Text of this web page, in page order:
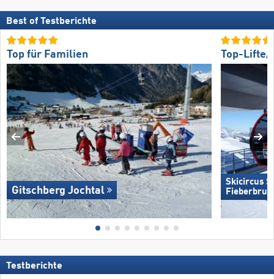
Best of Testberichte
Top für Familien
Gitschberg Jochtal
Top-Lifte/
Skicircus
Testberichte